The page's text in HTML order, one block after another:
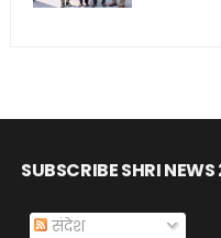
SUBSCRIBE SHRI
संदेश